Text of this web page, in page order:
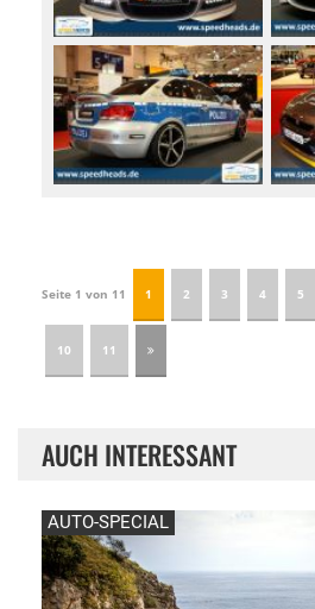
Seite 1 von 11 1 2 3 4 5
10 11
AUCH INTERESSANT
AUTO-SPECIAL